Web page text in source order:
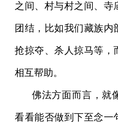
之间、村与村之间、寺
团结，比如我们藏族
抢掠夺、杀人掠马等，
相互帮助。
佛法方面而言，就
看看能否做到下至念一